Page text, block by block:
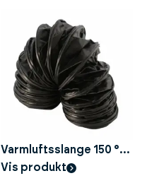
Varmluftsslange 150 °C
- Ø305 mm, Lengde 5 m
Vis produkt